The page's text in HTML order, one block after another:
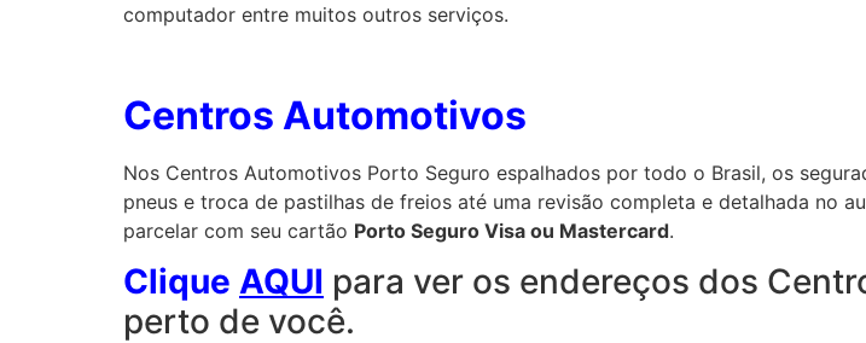
computador entre muitos outros serviços.
Centros Automotivos
Nos Centros Automotivos Porto Seguro espalhados por todo o Brasil, os
pneus e troca de pastilhas de freios até uma revisão completa e detalhada no
parcelar com seu cartão Porto Seguro Visa ou Mastercard.
Clique AQUI para ver os endereços dos
perto de você.